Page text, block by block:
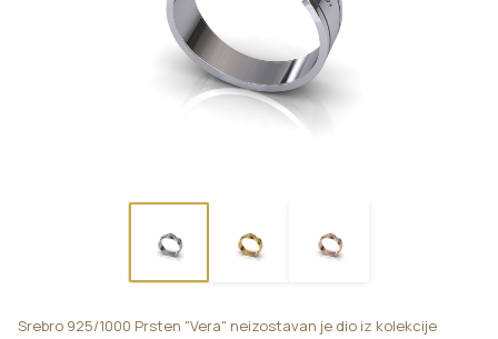
Srebro 925/1000 Prsten "Vera" neizostavan je dio iz kolekcije